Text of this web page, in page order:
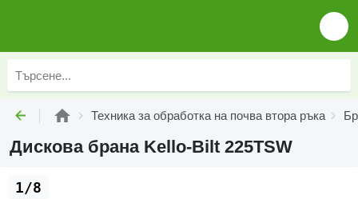
Техника за обработка на почва втора ръка
Дискова брана Kello-Bilt 225TSW
1/8